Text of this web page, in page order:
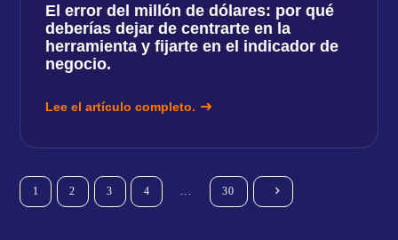
El error del millón de dólares: por qué
deberías dejar de centrarte en la
herramienta y fijarte en el indicador de
negocio.
Lee el artículo completo.
1 2 3 4 ... 30